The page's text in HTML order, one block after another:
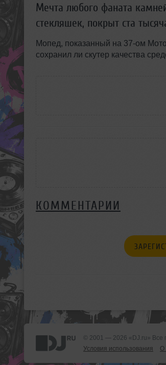
Мечта любого фаната
стекляшек, покрыт ста
Мопед, показанный на 37-ом
сохранил ли скутер качества
КОММЕНТАРИИ
© 2001 — 2026 «DJ.ru» Все
Условия использования
О